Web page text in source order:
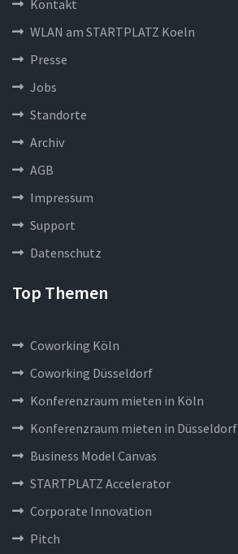
Kontakt
WLAN am STARTPLATZ Koeln
Presse
Jobs
Standorte
Archiv
AGB
Impressum
Support
Datenschutz
Top Themen
Coworking Köln
Coworking Düsseldorf
Konferenzraum mieten in Köln
Konferenzraum mieten in Düsseldorf
Business Model Canvas
STARTPLATZ Accelerator
Corporate Innovation
Pitch